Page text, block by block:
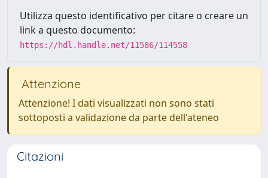
Utilizza questo identificativo per citare o creare un
link a questo documento:
https://hdl.handle.net/11586/114558
Attenzione
Attenzione! I dati visualizzati non sono stati
sottoposti a validazione da parte dell'ateneo
Citazioni